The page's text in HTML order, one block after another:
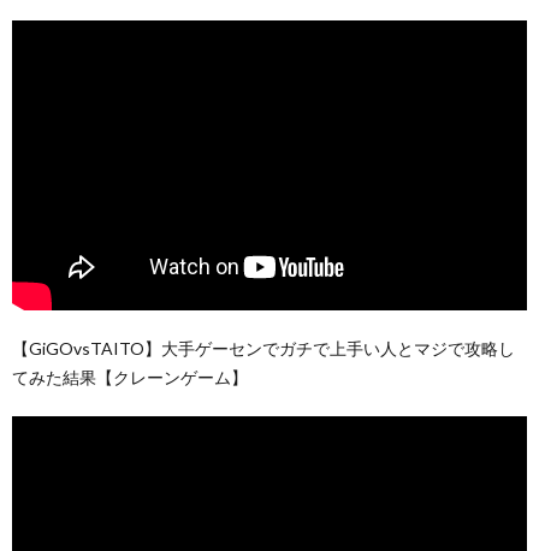
【GiGOvsTAITO】大手ゲーセンでガチで上手い人とマジで攻略し
てみた結果【クレーンゲーム】